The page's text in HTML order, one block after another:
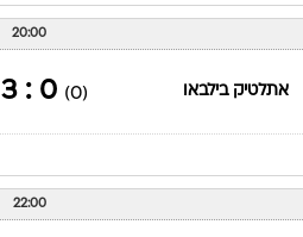
20:00
אתלטיק בילבאו (0)
0 : 3
22:00